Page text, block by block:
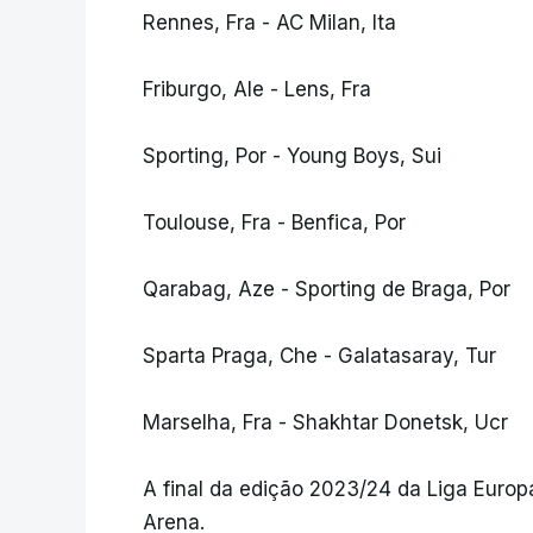
Rennes, Fra - AC Milan, Ita
Friburgo, Ale - Lens, Fra
Sporting, Por - Young Boys, Sui
Toulouse, Fra - Benfica, Por
Qarabag, Aze - Sporting de Braga, Por
Sparta Praga, Che - Galatasaray, Tur
Marselha, Fra - Shakhtar Donetsk, Ucr
A final da edição 2023/24 da Liga
Arena.